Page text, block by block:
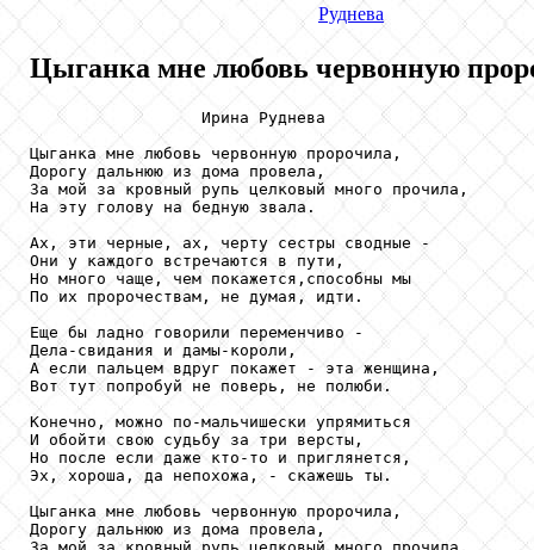
Руднева
Цыганка мне любовь червонную
                  Ирина Руднева
Цыганка мне любовь червонную пророчила,
Дорогу дальнюю из дома провела,
За мой за кровный рупь целковый много прочила,
На эту голову на бедную звала.
Ах, эти черные, ах, черту сестры сводные -
Они у каждого встречаются в пути,
Но много чаще, чем покажется,способны мы
По их пророчествам, не думая, идти.
Еще бы ладно говорили переменчиво -
Дела-свидания и дамы-короли,
А если пальцем вдруг покажет - эта женщина,
Вот тут попробуй не поверь, не полюби.
Конечно, можно по-мальчишески упрямиться
И обойти свою судьбу за три версты,
Но после если даже кто-то и приглянется,
Эх, хороша, да непохожа, - скажешь ты.
Цыганка мне любовь червонную пророчила,
Дорогу дальнюю из дома провела,